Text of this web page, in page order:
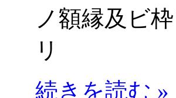
ノ額縁及ビ
リ
続きを読む »